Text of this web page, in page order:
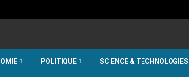
POLITIQUE SCIENCE & TECHNOLOGIES